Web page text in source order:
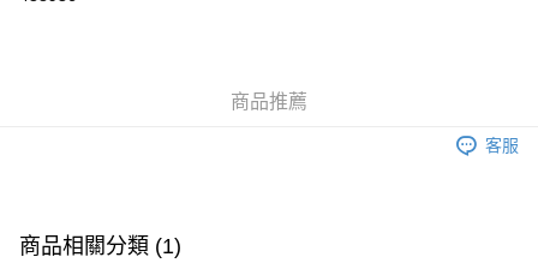
付款後門市自取，訂單確認後2-4個工作天到店，7天內取。逾期後
商品推薦
客服
商品相關分類 (1)